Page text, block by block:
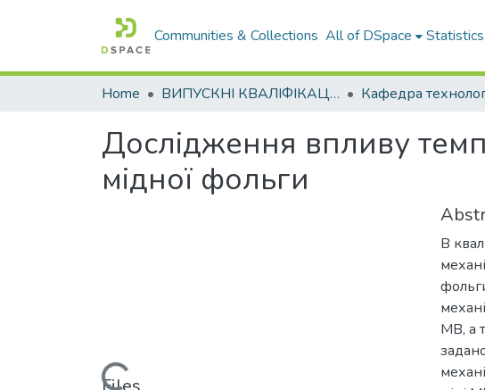
Communities & Collections All of DSpace Statistics
Home ВИПУСКНІ КВАЛІФІКАЦІЙНІ РОБОТИ
Дослідження впливу
мідної фольги
В
МВ, а